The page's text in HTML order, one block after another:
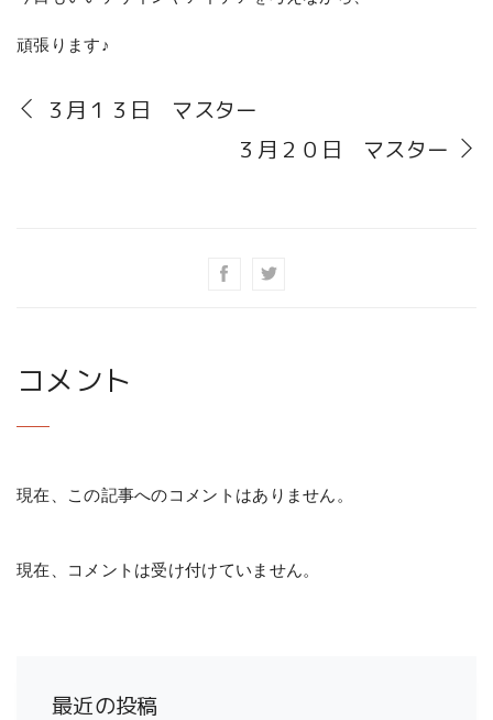
頑張ります♪
３月１３日 マスター
３月２０日 マスター
コメント
現在、この記事へのコメントはありません。
現在、コメントは受け付けていません。
最近の投稿